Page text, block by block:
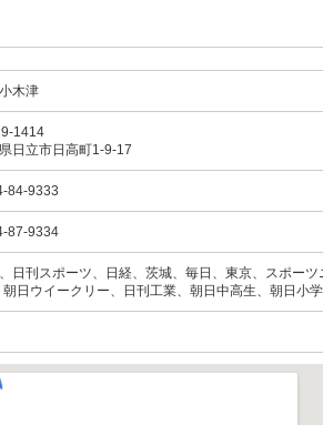
木津
1414
日立市日高町1-9-17
84-9333
87-9334
日刊スポーツ、日経、茨城、毎日、東京、スポー
朝日ウイークリー、日刊工業、朝日中高生、朝日小